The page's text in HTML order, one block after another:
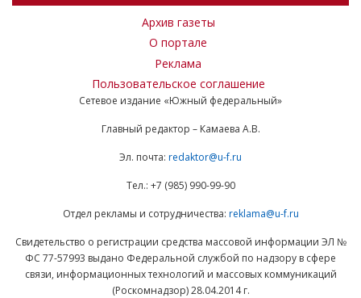
Архив газеты
О портале
Реклама
Пользовательское соглашение
Сетевое издание «Южный федеральный»
Главный редактор – Камаева А.В.
Эл. почта: redaktor@u-f.ru
Тел.: +7 (985) 990-99-90
Отдел рекламы и сотрудничества: reklama@u-f.ru
Свидетельство о регистрации средства массовой информации ЭЛ №
ФС 77-57993 выдано Федеральной службой по надзору в сфере
связи, информационных технологий и массовых коммуникаций
(Роскомнадзор) 28.04.2014 г.